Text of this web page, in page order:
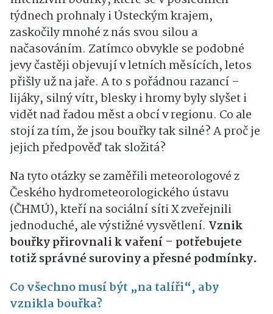
týdnech prohnaly i Ústeckým krajem,
zaskočily mnohé z nás svou silou a
načasováním. Zatímco obvykle se podobné
jevy častěji objevují v letních měsících, letos
přišly už na jaře. A to s pořádnou razancí –
lijáky, silný vítr, blesky i hromy byly slyšet i
vidět nad řadou měst a obcí v regionu. Co ale
stojí za tím, že jsou bouřky tak silné? A proč je
jejich předpověď tak složitá?
Na tyto otázky se zaměřili meteorologové z
Českého hydrometeorologického ústavu
(ČHMÚ), kteří na sociální síti X zveřejnili
jednoduché, ale výstižné vysvětlení. Vznik
bouřky přirovnali k vaření – potřebujete
totiž správné suroviny a přesné podmínky.
Co všechno musí být „na talíři“, aby
vznikla bouřka?